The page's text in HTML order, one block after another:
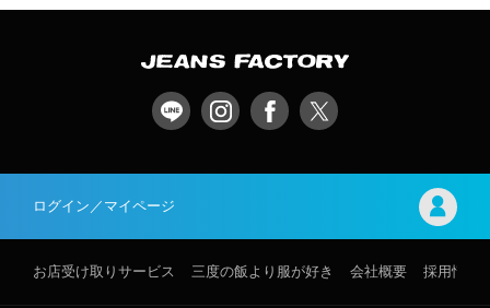
ログイン／マイページ
お店受け取りサービス 三度の飯より服が好き 会社概要 採用情報